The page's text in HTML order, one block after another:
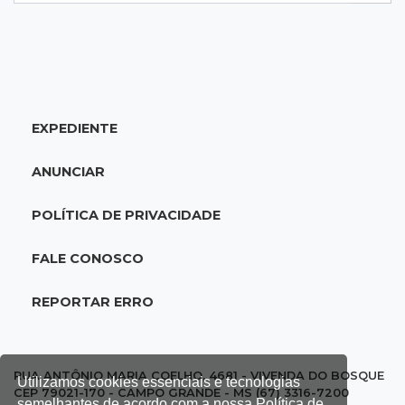
Utilizamos cookies essenciais e tecnologias
disputa do Brasileiro de Kung Fu
Ponta Porã inicia regularização de boxes
Maracaju amanhece com forte neblina
Clássico carioca é destaque na rodada do
Brasileirão deste sábado
EXPEDIENTE
ANUNCIAR
POLÍTICA DE PRIVACIDADE
FALE CONOSCO
REPORTAR ERRO
RUA ANTÔNIO MARIA COELHO, 4681 - VIVENDA DO BOSQUE
CEP 79021-170 - CAMPO GRANDE - MS (67) 3316-7200